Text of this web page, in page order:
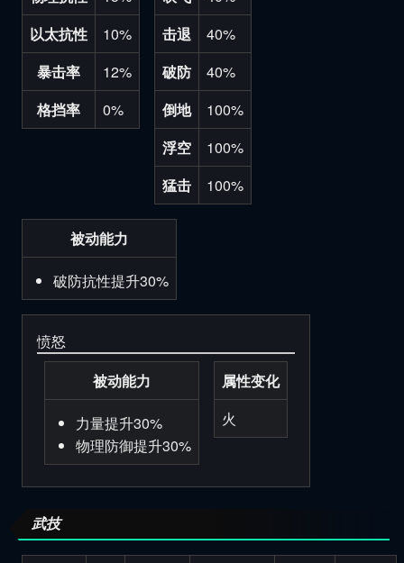
以太抗性
10%
暴击率
12%
格挡率
0%
击退
40%
破防
40%
倒地
100%
浮空
100%
猛击
100%
被动能力
破防抗性提升30%
愤怒
被动能力
力量提升30%
物理防御提升30%
属性变化
火
武技